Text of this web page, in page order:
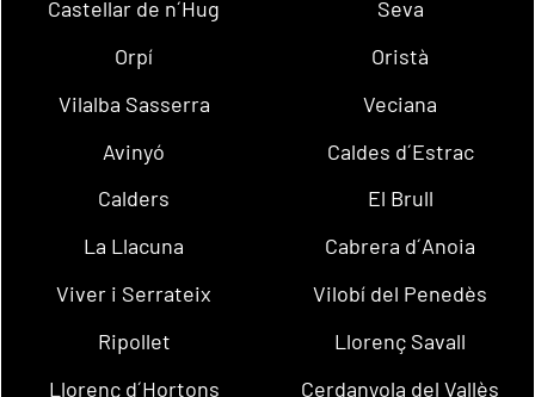
Castellar de n´Hug
Seva
Orpí
Oristà
Vilalba Sasserra
Veciana
Avinyó
Caldes d´Estrac
Calders
El Brull
La Llacuna
Cabrera d´Anoia
Viver i Serrateix
Vilobí del Penedès
Ripollet
Llorenç Savall
Llorenç d´Hortons
Cerdanyola del Vallès